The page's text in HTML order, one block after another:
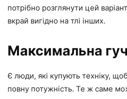
потрібно розглянути цей
вкрай вигідно на тлі інших.
Максимальна
Є люди, які купують техніку,
повну потужність. Те ж саме